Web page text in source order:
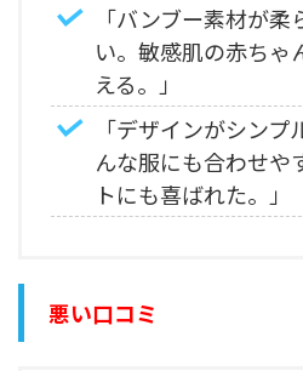
「バンブー素材が
い。敏感肌の赤ちゃ
える。」
「デザインがシン
んな服にも合わせや
トにも喜ばれた。」
悪い口コミ